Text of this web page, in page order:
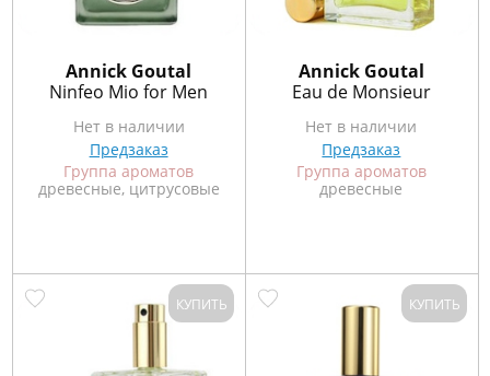
Annick Goutal
Ninfeo Mio for Men
Нет в наличии
Предзаказ
Группа ароматов
древесные, цитрусовые
Annick Goutal
Eau de Monsieur
Нет в наличии
Предзаказ
Группа ароматов
древесные
КУПИТЬ КУПИТЬ